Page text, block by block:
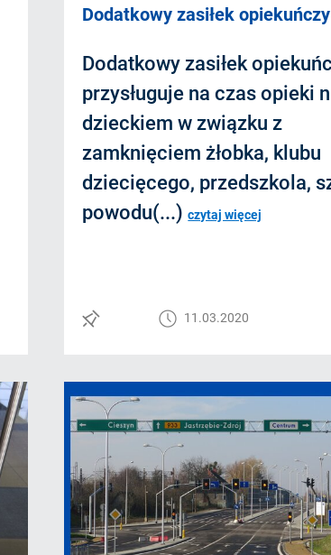
Dodatkowy zasiłek opiekuńczy
Dodatkowy zasiłek
przysługuje na czas opieki
dzieckiem w związku z
zamknięciem żłobka, klubu
dziecięcego, przedszkola,
powodu(...)czytaj więcej
11.03.2020